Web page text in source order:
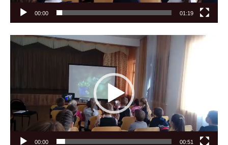
00:00 01:19
Видеоплеер
00:00 00:51